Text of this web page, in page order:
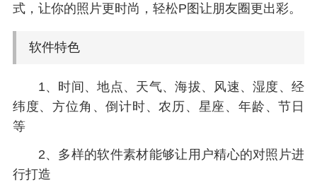
式，让你的照片更时尚，轻松P图让朋友圈更出彩。
软件特色
1、时间、地点、天气、海拔、风速、湿度、经
纬度、方位角、倒计时、农历、星座、年龄、节日
等
2、多样的软件素材能够让用户精心的对照片进
行打造